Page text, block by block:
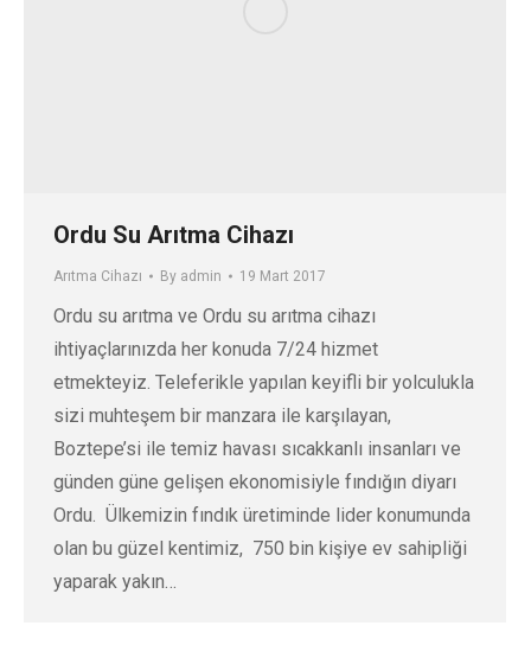
Ordu Su Arıtma Cihazı
Arıtma Cihazı By admin 19 Mart 2017
Ordu su arıtma ve Ordu su arıtma cihazı
ihtiyaçlarınızda her konuda 7/24 hizmet
etmekteyiz. Teleferikle yapılan keyifli bir yolculukla
sizi muhteşem bir manzara ile karşılayan,
Boztepe’si ile temiz havası sıcakkanlı insanları ve
günden güne gelişen ekonomisiyle fındığın diyarı
Ordu. Ülkemizin fındık üretiminde lider konumunda
olan bu güzel kentimiz, 750 bin kişiye ev sahipliği
yaparak yakın…